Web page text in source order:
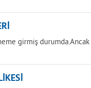
girmiş